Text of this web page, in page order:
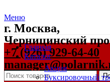
Меню
г. Москва,
Черницинский
+7 (926) 929-64-40
Главная
Каталог
Акция
Буксировочный